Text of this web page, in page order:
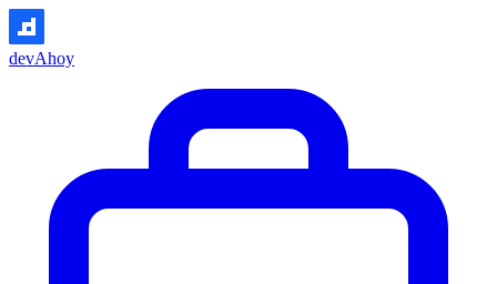
devAhoy